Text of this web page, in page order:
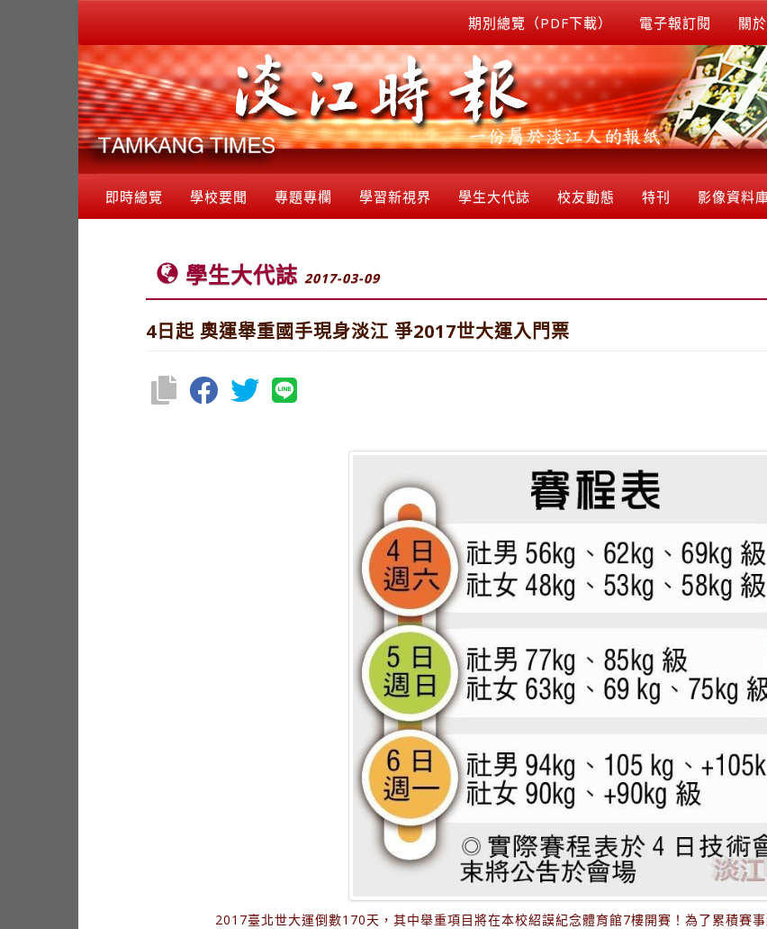
期別總覽（PDF下載） 電子報訂閱 關
即時總覽 學校要聞 專題專欄 學習新視界 學生大代誌 校友動態 特刊 影像資料
學生大代誌 2017-03-09
4日起 奧運舉重國手現身淡江 爭2017世大運入門票
2017臺北世大運倒數170天，其中舉重項目將在本校紹謨紀念體育館7樓開賽！為了累積賽